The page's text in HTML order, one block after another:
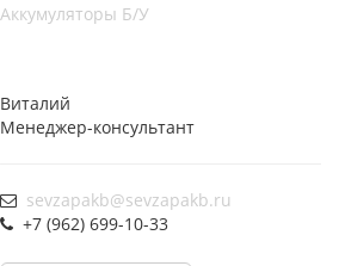
Аккумуляторы Б/У
Виталий
Менеджер-консультант
sevzapakb@sevzapakb.ru
+7 (962) 699-10-33